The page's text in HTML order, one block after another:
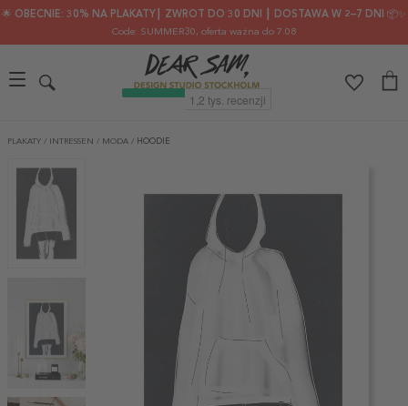
🌟 OBECNIE: 30% NA PLAKATY┃ ZWROT DO 30 DNI ┃ DOSTAWA W 2–7 DNI 📦✨
Code: SUMMER30, oferta ważna do 7.08
PLAKATY / INTRESSEN / MODA / HOODIE